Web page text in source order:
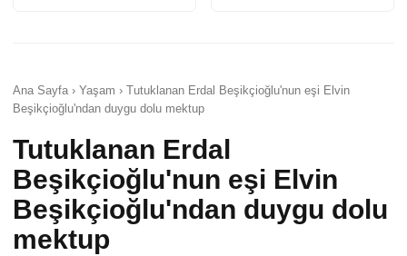
Ana Sayfa › Yaşam › Tutuklanan Erdal Beşikçioğlu'nun eşi Elvin
Beşikçioğlu'ndan duygu dolu mektup
Tutuklanan Erdal
Beşikçioğlu'nun eşi Elvin
Beşikçioğlu'ndan duygu dolu
mektup